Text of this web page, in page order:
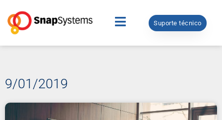
Suporte técnico
9/01/2019